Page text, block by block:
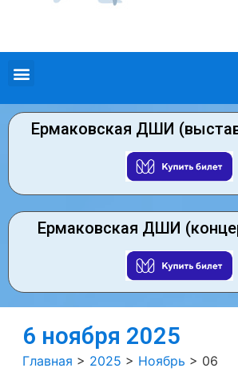
Ермаковская ДШИ
Ермаковская ДШИ
6 ноября 2025
Главная > 2025 > Ноябрь > 06